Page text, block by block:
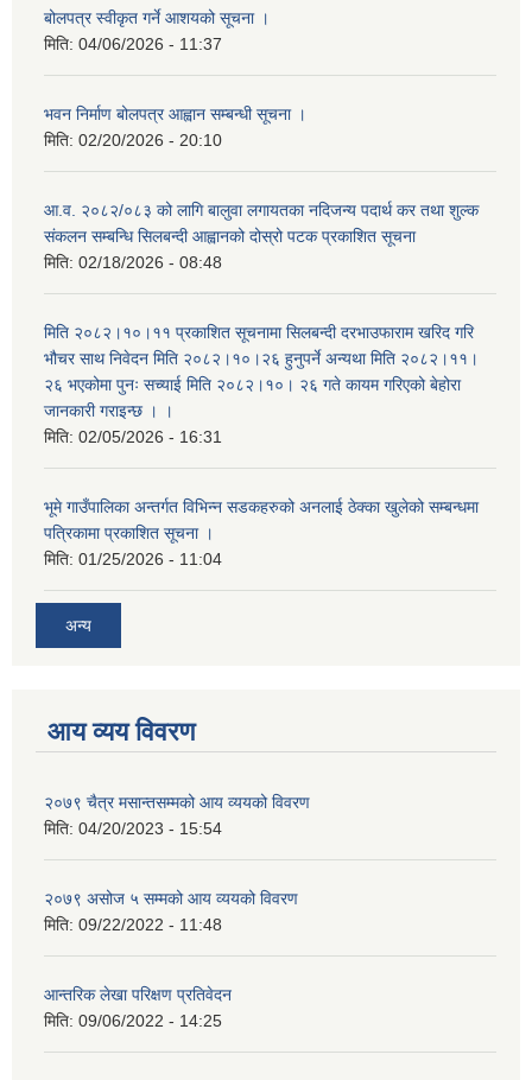
बोलपत्र स्वीकृत गर्ने आशयको सूचना ।
मिति: 04/06/2026 - 11:37
भवन निर्माण बोलपत्र आह्वान सम्बन्धी सूचना ।
मिति: 02/20/2026 - 20:10
आ.व. २०८२/०८३ को लागि बालुवा लगायतका नदिजन्य पदार्थ कर तथा शुल्क
संकलन सम्बन्धि सिलबन्दी आह्वानको दोस्रो पटक प्रकाशित सूचना
मिति: 02/18/2026 - 08:48
मिति २०८२।१०।११ प्रकाशित सूचनामा सिलबन्दी दरभाउफाराम खरिद गरि
भौचर साथ निवेदन मिति २०८२।१०।२६ हुनुपर्ने अन्यथा मिति २०८२।११।
२६ भएकोमा पुनः सच्याई मिति २०८२।१०। २६ गते कायम गरिएको बेहोरा
जानकारी गराइन्छ । ।
मिति: 02/05/2026 - 16:31
भूमे गाउँपालिका अन्तर्गत विभिन्न सडकहरुको अनलाई ठेक्का खुलेको सम्बन्धमा
पत्रिकामा प्रकाशित सूचना ।
मिति: 01/25/2026 - 11:04
अन्य
आय व्यय विवरण
२०७९ चैत्र मसान्तसम्मको आय व्ययको विवरण
मिति: 04/20/2023 - 15:54
२०७९ असोज ५ सम्मको आय व्ययको विवरण
मिति: 09/22/2022 - 11:48
आन्तरिक लेखा परिक्षण प्रतिवेदन
मिति: 09/06/2022 - 14:25